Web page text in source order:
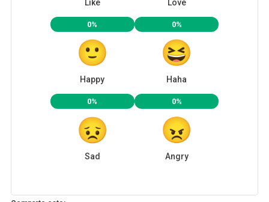
Like Love
0%
Happy
0%
Haha
0%
Sad
0%
Angry